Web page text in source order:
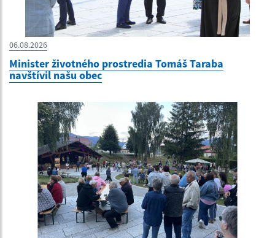
06.08.2026
Minister životného prostredia Tomáš Taraba
navštívil našu obec